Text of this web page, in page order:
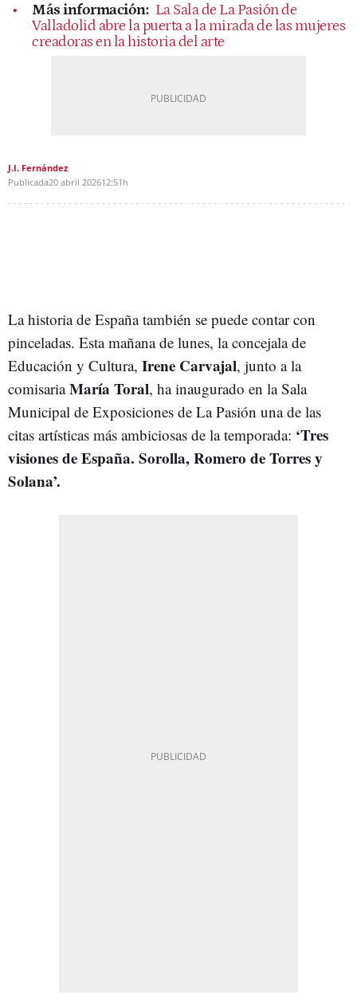
Más información: La Sala de La Pasión de
Valladolid abre la puerta a la mirada de las mujeres
creadoras en la historia del arte
J.I. Fernández
Publicada20 abril 202612:51h
La historia de España también se puede contar con
pinceladas. Esta mañana de lunes, la concejala de
Educación y Cultura, Irene Carvajal, junto a la
comisariaMaría Toral, ha inaugurado en la Sala
Municipal de Exposiciones de La Pasión una de las
citas artísticas más ambiciosas de la temporada: ‘Tres
visiones de España. Sorolla, Romero de Torres y
Solana’.